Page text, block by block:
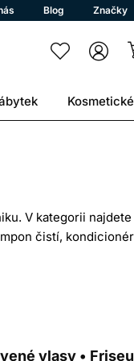
Blog Značky
V kategorii najdete
čistí, kondicionér
vlasy •